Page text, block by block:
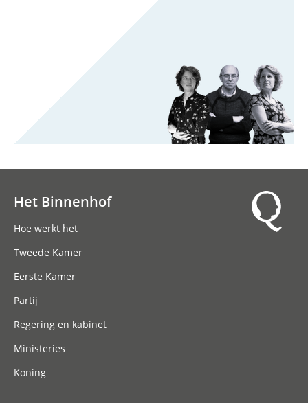
Het Binnenhof
Hoe werkt het
Tweede Kamer
Eerste Kamer
Partij
Regering en kabinet
Ministeries
Koning